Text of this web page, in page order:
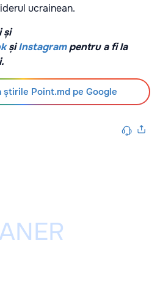
ucrainean.
și
șiInstagrampentru a fi la
știrile Point.md pe Google